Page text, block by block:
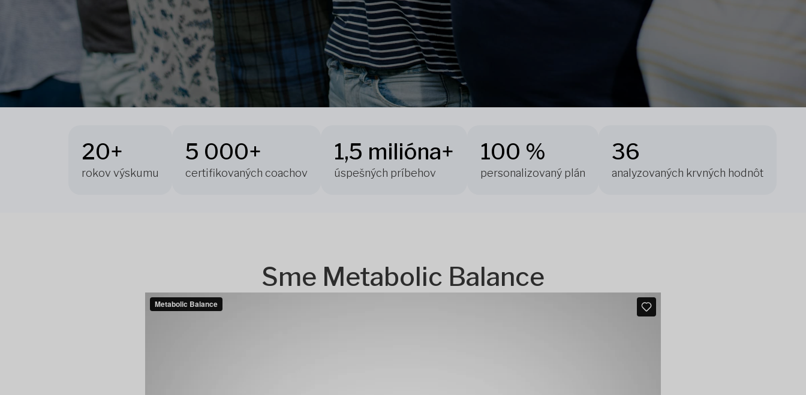
20+
rokov výskumu
5 000+
certifikovaných coachov
1,5 milióna+
úspešných príbehov
100 %
personalizovaný plán
36
analyzovaných krvných hodnôt
Sme Metabolic Balance